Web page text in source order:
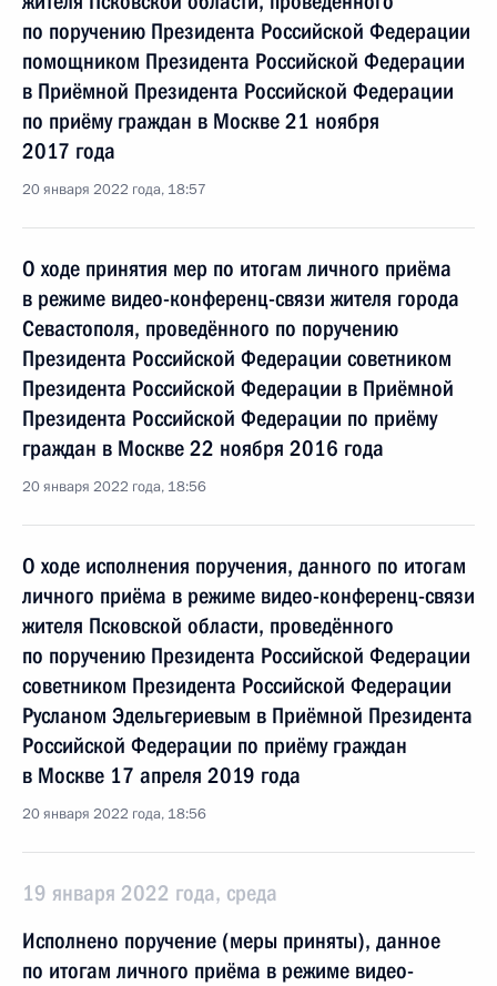
по поручению Президента Российской Федерации
помощником Президента Российской Федерации
в Приёмной Президента Российской Федерации
по приёму граждан в Москве 21 ноября
2017 года
20 января 2022 года, 18:57
О ходе принятия мер по итогам личного приёма
в режиме видео-конференц-связи жителя города
Севастополя, проведённого по поручению
Президента Российской Федерации советником
Президента Российской Федерации в Приёмной
Президента Российской Федерации по приёму
граждан в Москве 22 ноября 2016 года
20 января 2022 года, 18:56
О ходе исполнения поручения, данного по итогам
личного приёма в режиме видео-конференц-связи
жителя Псковской области, проведённого
по поручению Президента Российской Федерации
советником Президента Российской Федерации
Русланом Эдельгериевым в Приёмной Президента
Российской Федерации по приёму граждан
в Москве 17 апреля 2019 года
20 января 2022 года, 18:56
19 января 2022 года, среда
Исполнено поручение (меры приняты), данное
по итогам личного приёма в режиме видео-